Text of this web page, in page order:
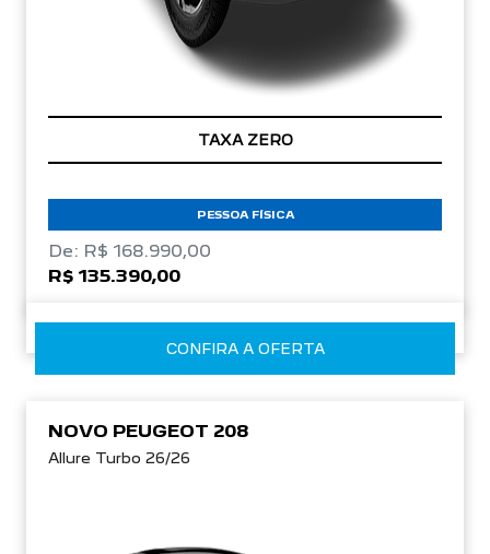
TAXA ZERO
PESSOA FÍSICA
De: R$ 168.990,00
R$ 135.390,00
CONFIRA A OFERTA
NOVO PEUGEOT 208
Allure Turbo 26/26